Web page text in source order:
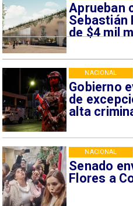
Aprueban
Sebastián
de $4 mil
Gobierno
de
alta
NACIONAL
Senado
Flores a
NACIONAL